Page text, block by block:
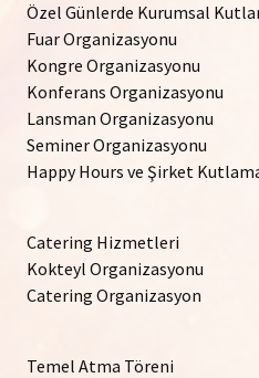
Özel Günlerde Kurumsal
Fuar Organizasyonu
Kongre Organizasyonu
Konferans Organizasyonu
Lansman Organizasyonu
Seminer Organizasyonu
Happy Hours ve Şirket
Catering Hizmetleri
Kokteyl Organizasyonu
Catering Organizasyon
Temel Atma Töreni